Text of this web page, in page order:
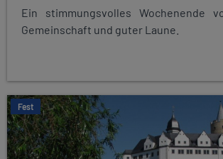
Ein stimmungsvolles Wochenende
Gemeinschaft und guter Laune.
Fest